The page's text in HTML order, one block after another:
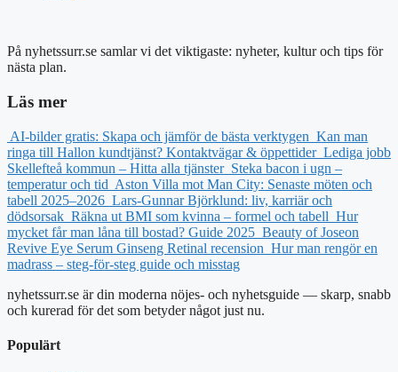
På nyhetssurr.se samlar vi det viktigaste: nyheter, kultur och tips för
nästa plan.
Läs mer
AI-bilder gratis: Skapa och jämför de bästa verktygen Kan man
ringa till Hallon kundtjänst? Kontaktvägar & öppettider Lediga jobb
Skellefteå kommun – Hitta alla tjänster Steka bacon i ugn –
temperatur och tid Aston Villa mot Man City: Senaste möten och
tabell 2025–2026 Lars-Gunnar Björklund: liv, karriär och
dödsorsak Räkna ut BMI som kvinna – formel och tabell Hur
mycket får man låna till bostad? Guide 2025 Beauty of Joseon
Revive Eye Serum Ginseng Retinal recension Hur man rengör en
madrass – steg-för-steg guide och misstag
nyhetssurr.se är din moderna nöjes- och nyhetsguide — skarp, snabb
och kurerad för det som betyder något just nu.
Populärt